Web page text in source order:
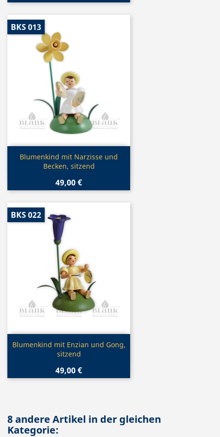
Vorschau
Blumenkind mit Narzisse und
Becken, sitzend
49,00 €
BKS 013
Vorschau
Blumenkind mit Enzian und Gong,
sitzend
49,00 €
BKS 022
8 andere Artikel in der gleichen
Kategorie: